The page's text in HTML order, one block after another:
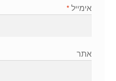
אימייל *
אתר